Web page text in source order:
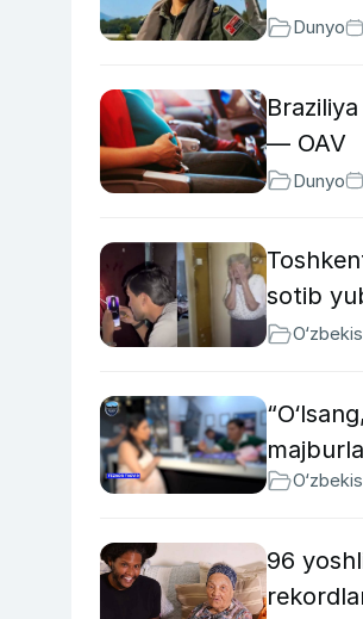
Dunyo
— OAV
Dunyo
sotib
96